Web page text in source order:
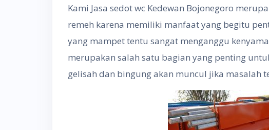
Kami Jasa sedot wc Kedewan Bojonegoro
remeh karena memiliki manfaat yang begitu
yang mampet tentu sangat menganggu
merupakan salah satu bagian yang penting
gelisah dan bingung akan muncul jika masalah